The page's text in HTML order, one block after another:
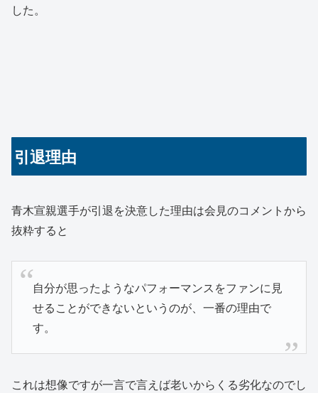
した。
引退理由
青木宣親選手が引退を決意した理由は会見のコメントから
抜粋すると
自分が思ったようなパフォーマンスをファンに見
せることができないというのが、一番の理由で
す。
これは想像ですが一言で言えば老いからくる劣化なのでし